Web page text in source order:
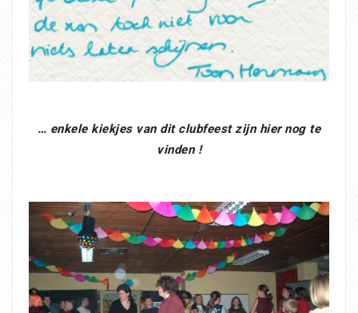
… enkele kiekjes van dit clubfeest zijn hier nog te
vinden !